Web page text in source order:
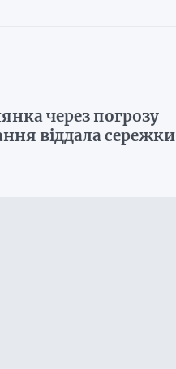
через погрозу
віддала сережки